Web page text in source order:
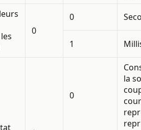
0
0
1
0
la